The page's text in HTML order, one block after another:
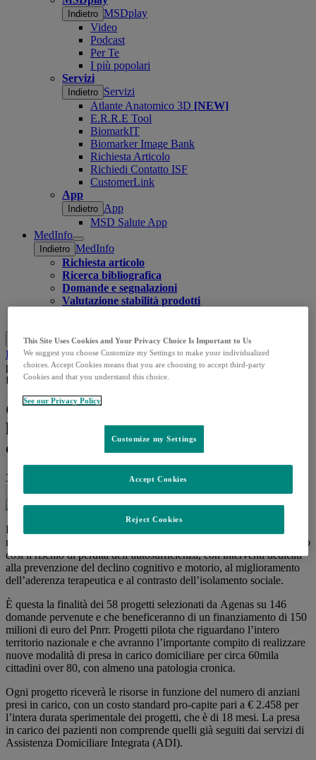
Indietro MSDplay
Video
Podcast
Per Te
I più popolari
Servizi
Indietro Servizi
Atlante Anatomico 3D [NEW]
E.R.R.E Tool
BiomarkIT
Biomarker Image Bank
Richiesta Articolo
Richiedi Contatto ISF
CustomerLink
App
Indietro App
MSD Salute App
MedInfo
Open
submenu
Indietro MedInfo
Richiesta articolo
Ricerca bibliografica
Domande e segnalazioni
Valutazione stabilità prodotti
Menu Chiudi
Cerca
Home
Approfondimenti Notizie
Grandi anziani. Al via i
progetti Pnrr per la presa in carico domiciliare di 60mila over 80
fragili
Grandi anziani. Al via i progetti Pnrr per
la presa in carico domiciliare di 60mila
over 80 fragili
30.06.2026 Quotidiano Sanità
Share this
Favorire la cura a domicilio di grandi anziani con più di 80 anni,
mediante l’adozione di strumenti digitali e la telemedicina, riducendo
così il rischio di perdita dell’autosufficienza, con interventi dedicati
alla prevenzione del declino cognitivo e motorio, al miglioramento
dell’aderenza terapeutica e al contrasto dell’isolamento sociale.
È questa la finalità dei 58 progetti selezionati da Agenas su 146
domande pervenute e che beneficeranno di un finanziamento di 150
milioni di euro del Pnrr. Progetti pilota che riguardano l’intero
territorio nazionale e che avranno l’importante compito di realizzare
nuove modalità di presa in carico domiciliare per circa 60mila
cittadini over 80, con almeno una patologia cronica.
Ogni progetto riceverà le risorse in funzione del numero di anziani
presi in carico, con un costo standard pro-capite pari a € 2.458 per
l’intera durata sperimentale dei progetti, che è di 18 mesi. La presa
in carico dei pazienti non comprende quelli già seguiti dai servizi di
Assistenza Domiciliare Integrata (ADI).
This Site Uses Cookies and Your Privacy Choice Is Important to Us
We suggest you choose Customize my Settings to make your individualized
choices. Accept Cookies means that you are choosing to accept third-party
Cookies and that you understand this choice.
See our Privacy Policy
Customize my Settings
Reject Cookies
Accept Cookies